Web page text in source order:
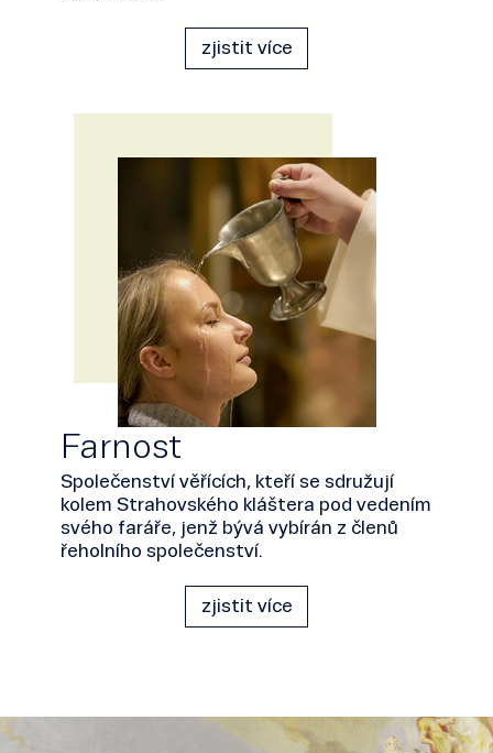
zjistit více
Farnost
Společenství věřících, kteří se sdružují
kolem Strahovského kláštera pod vedením
svého faráře, jenž bývá vybírán z členů
řeholního společenství.
zjistit více